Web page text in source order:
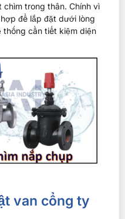
trong thân. Chính vì
để lắp đặt dưới lòng
thống cần tiết kiệm diện
van cổng ty